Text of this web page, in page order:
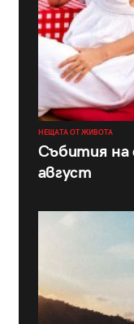
НЕЩАТА ОТ ЖИВОТА
Събития на
август